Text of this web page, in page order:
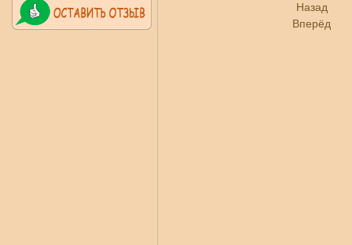
Назад
Вперёд